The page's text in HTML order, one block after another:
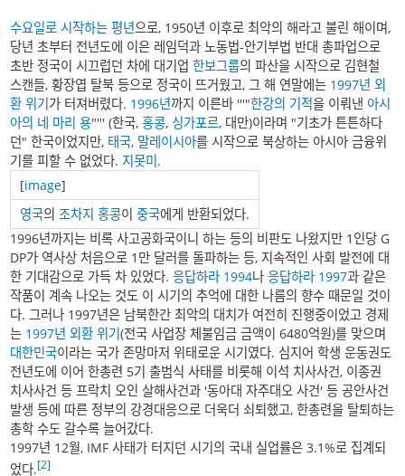
수요일로 시작하는 평년으로, 1950년 이후로 최악의 해라고 불린 해이며,
당년 초부터 전년도에 이은 레임덕과 노동법-안기부법 반대 총파업으로
초반 정국이 시끄럽던 차에 대기업한보그룹의 파산을 시작으로 김현철
스캔들, 황장엽 탈북 등으로 정국이 뜨거웠고, 그 해 연말에는 1997년 외
환 위기 가 터져버렸다. 1996년까지 이른바 '''"한강의 기적을 이뤄낸 아시
아의 네 마리 용"''' (한국,홍콩, 싱가포르, 대만)이라며 "기초가 튼튼하다
던" 한국이었지만, 태국, 말레이시아를 시작으로 북상하는 아시아 금융위
기를 피할 수 없었다. 지못미 .
[image]
영국의조차지 홍콩이중국에게 반환되었다.
1996년까지는 비록 사고공화국이니 하는 등의 비판도 나왔지만 1인당 G
DP가 역사상 처음으로 1만 달러를 돌파하는 등, 지속적인 사회 발전에 대
한 기대감으로 가득 차 있었다.응답하라 1994나응답하라 1997과 같은
작품이 계속 나오는 것도 이 시기의 추억에 대한 나름의 향수 때문일 것이
다. 그러나 1997년은 남북한간 최악의 대치가 여전히 진행중이었고 경제
는 1997년 외환 위기(전국 사업장 체불임금 금액이 6480억원)를 맞으며
대한민국이라는 국가 존망마저 위태로운 시기였다. 심지어 학생 운동권도
전년도에 이어 한총련 5기 출범식 사태를 비롯해 이석 치사사건, 이종권
치사사건 등 프락치 오인 살해사건과 '동아대 자주대오 사건' 등 공안사건
발생 등에 따른 정부의 강경대응으로 더욱더 쇠퇴했고, 한총련을 탈퇴하는
총학 수도 갈수록 늘어갔다.
1997년 12월, IMF 사태가 터지던 시기의 국내 실업률은 3.1%로 집계되
었다.[2]